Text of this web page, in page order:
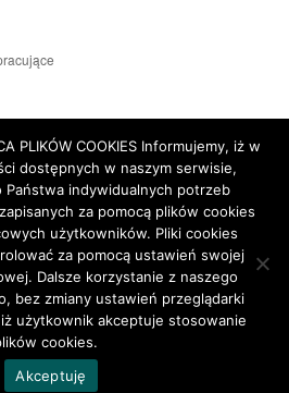
PLIKÓW COOKIES Informujemy, iż w
dostępnych w naszym serwisie,
Państwa indywidualnych potrzeb
za pomocą plików cookies
użytkowników. Pliki cookies
za pomocą ustawień swojej
Dalsze korzystanie z naszego
bez zmiany ustawień przeglądarki
użytkownik akceptuje stosowanie
cookies.
Akceptuję
Deklaracja dostępności
Mapa witryny